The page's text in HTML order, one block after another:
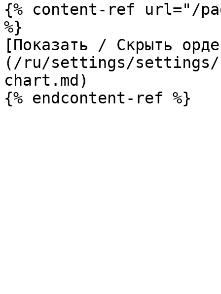
{% content-ref url="/
%}
[Показать / Скрыть
(/ru/settings/settings/
chart.md)